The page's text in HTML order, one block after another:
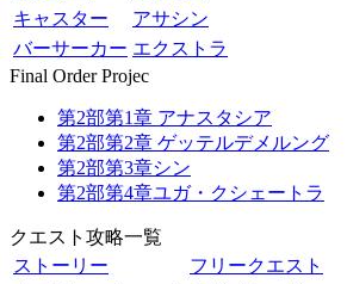
キャスター
アサシン
バーサーカー エクストラ
Final Order Projec
第2部第1章 アナスタシア
第2部第2章 ゲッテルデメルング
第2部第3章シン
第2部第4章ユガ・クシェートラ
クエスト攻略一覧
ストーリー
フリークエスト